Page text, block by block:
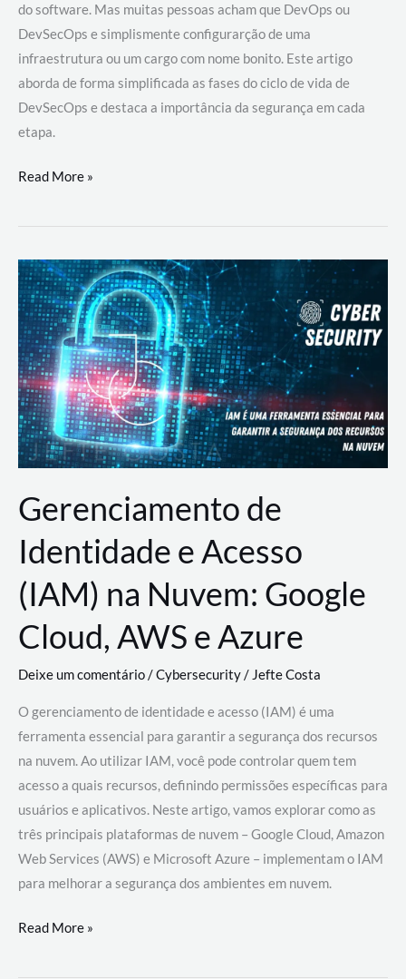
do software. Mas muitas pessoas acham que DevOps ou
DevSecOps e simplismente configurarção de uma
infraestrutura ou um cargo com nome bonito. Este artigo
aborda de forma simplificada as fases do ciclo de vida de
DevSecOps e destaca a importância da segurança em cada
etapa.
DevSecOps
Prática:
Desenvolvimento,
Segurança
e
Operações
Read More »
Gerenciamento de
Identidade e Acesso
(IAM) na Nuvem: Google
Cloud, AWS e Azure
Deixe um comentário/Cybersecurity/ Jefte Costa
O gerenciamento de identidade e acesso (IAM) é uma
ferramenta essencial para garantir a segurança dos recursos
na nuvem. Ao utilizar IAM, você pode controlar quem tem
acesso a quais recursos, definindo permissões específicas para
usuários e aplicativos. Neste artigo, vamos explorar como as
três principais plataformas de nuvem – Google Cloud, Amazon
Web Services (AWS) e Microsoft Azure – implementam o IAM
para melhorar a segurança dos ambientes em nuvem.
Gerenciamento
Read More »